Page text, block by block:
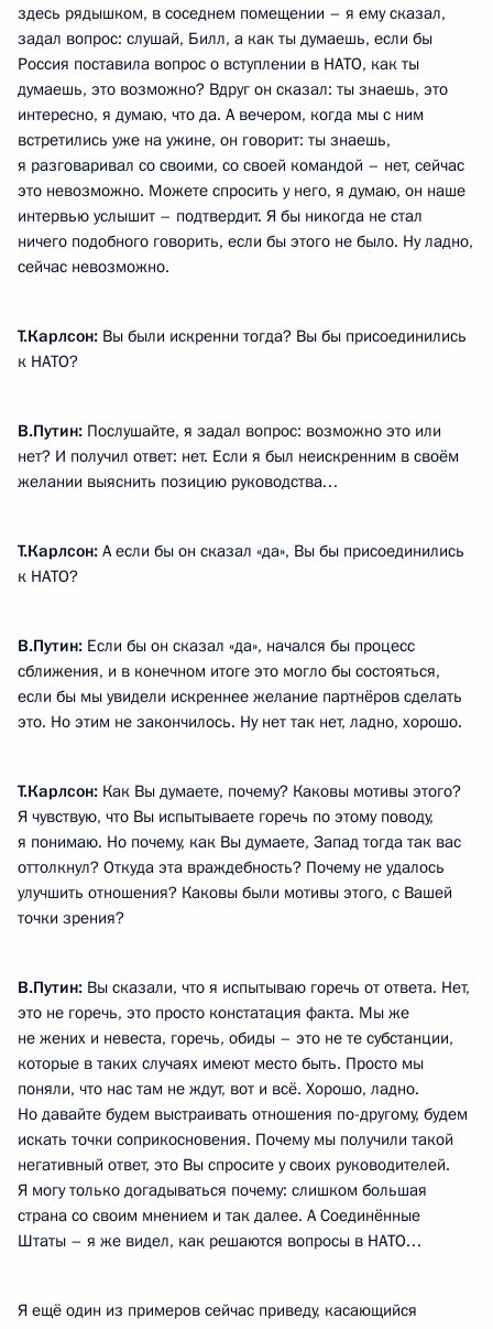
здесь рядышком, в соседнем помещении – я ему сказал,
задал вопрос: слушай, Билл, а как ты думаешь, если бы
Россия поставила вопрос о вступлении в НАТО, как ты
думаешь, это возможно? Вдруг он сказал: ты знаешь, это
интересно, я думаю, что да. А вечером, когда мы с ним
встретились уже на ужине, он говорит: ты знаешь,
я разговаривал со своими, со своей командой – нет, сейчас
это невозможно. Можете спросить у него, я думаю, он наше
интервью услышит – подтвердит. Я бы никогда не стал
ничего подобного говорить, если бы этого не было. Ну ладно,
сейчас невозможно.
Т.Карлсон: Вы были искренни тогда? Вы бы присоединились
к НАТО?
В.Путин: Послушайте, я задал вопрос: возможно это или
нет? И получил ответ: нет. Если я был неискренним в своём
желании выяснить позицию руководства…
Т.Карлсон: А если бы он сказал «да», Вы бы присоединились
к НАТО?
В.Путин: Если бы он сказал «да», начался бы процесс
сближения, и в конечном итоге это могло бы состояться,
если бы мы увидели искреннее желание партнёров сделать
это. Но этим не закончилось. Ну нет так нет, ладно, хорошо.
Т.Карлсон: Как Вы думаете, почему? Каковы мотивы этого?
Я чувствую, что Вы испытываете горечь по этому поводу,
я понимаю. Но почему, как Вы думаете, Запад тогда так вас
оттолкнул? Откуда эта враждебность? Почему не удалось
улучшить отношения? Каковы были мотивы этого, с Вашей
точки зрения?
В.Путин: Вы сказали, что я испытываю горечь от ответа. Нет,
это не горечь, это просто констатация факта. Мы же
не жених и невеста, горечь, обиды – это не те субстанции,
которые в таких случаях имеют место быть. Просто мы
поняли, что нас там не ждут, вот и всё. Хорошо, ладно.
Но давайте будем выстраивать отношения по-другому, будем
искать точки соприкосновения. Почему мы получили такой
негативный ответ, это Вы спросите у своих руководителей.
Я могу только догадываться почему: слишком большая
страна со своим мнением и так далее. А Соединённые
Штаты – я же видел, как решаются вопросы в НАТО…
Я ещё один из примеров сейчас приведу, касающийся